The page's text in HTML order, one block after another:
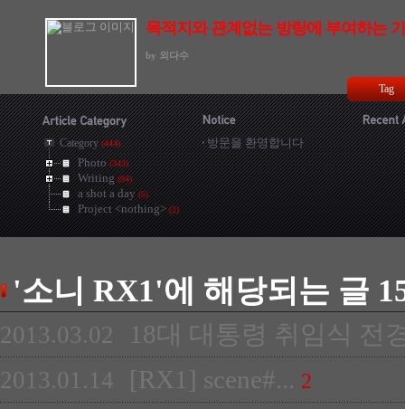
목적지와 관계없는 방랑에 부여하는
by 외다수
Tag
Category(444)
Photo(343)
Writing(94)
a shot a day(5)
Project <nothing>(2)
방문을 환영합니다
'소니 RX1'에 해당되는 글
2013.03.02 18대 대통령 취임식 전
2013.01.14 [RX1] scene#... 2